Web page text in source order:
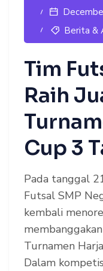
Berita &
Tim
Raih
Cup 3
Pada tanggal
Futsal SMP
kembali
Turnamen
Dalam